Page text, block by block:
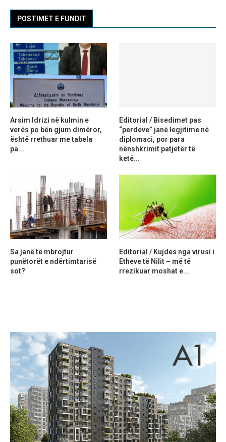
POSTIMET E FUNDIT
Arsim Idrizi në kulmin e
verës po bën gjum dimëror,
është rrethuar me tabela
pa...
Editorial / Bisedimet pas
“perdeve” janë legjitime në
diplomaci, por para
nënshkrimit patjetër të
ketë...
Sa janë të mbrojtur
punëtorët e ndërtimtarisë
sot?
Editorial / Kujdes nga virusi i
Etheve të Nilit – më të
rrezikuar moshat e...